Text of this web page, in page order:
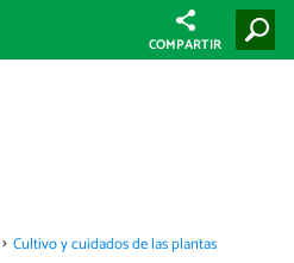
COMPARTIR
Cultivo y cuidados de las plantas